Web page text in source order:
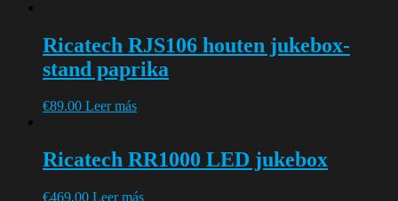
Ricatech RJS106 houten jukebox-
stand paprika
€89.00 Leer más
Ricatech RR1000 LED jukebox
€469.00 Leer más